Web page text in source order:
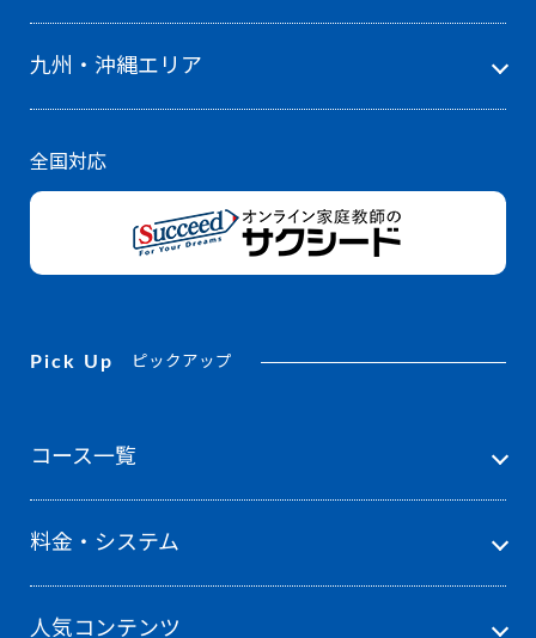
九州・沖縄エリア
全国対応
Pick Up ピックアップ
料金・システム
コース一覧
人気コンテンツ